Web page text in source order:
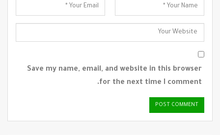
Save my name, email, and website in this browser
for the next time I comment.